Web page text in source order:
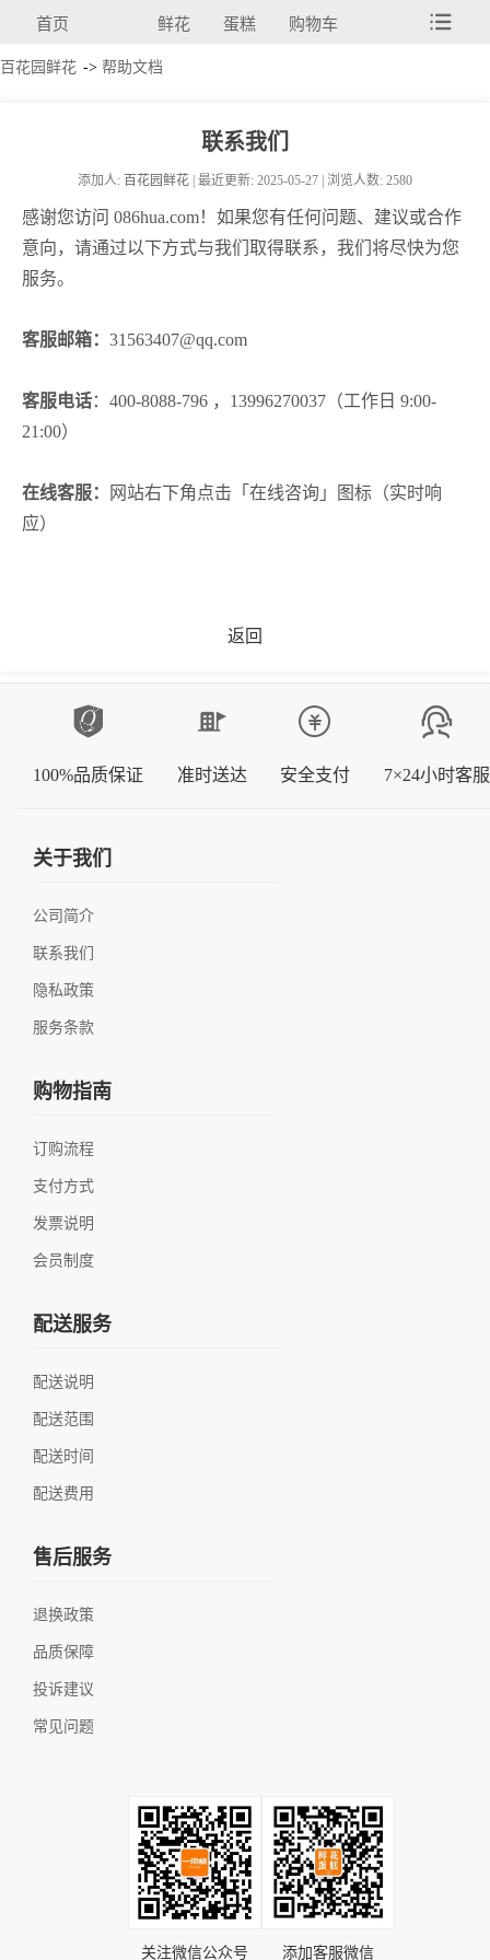
首页 鲜花 蛋糕 购物车
百花园鲜花 -> 帮助文档
联系我们
添加人: 百花园鲜花 | 最近更新: 2025-05-27 | 浏览人数: 2580
感谢您访问 086hua.com！如果您有任何问题、建议或合作
意向，请通过以下方式与我们取得联系，我们将尽快为您
服务。
客服邮箱： 31563407@qq.com
客服电话：400-8088-796 ，13996270037（工作日 9:00-
21:00）
在线客服：
网站右下角点击「在线咨询」图标（实时响
应）
返回
100%品质保证 准时送达 安全支付 7×24小时客服
关于我们
公司简介
联系我们
隐私政策
服务条款
购物指南
订购流程
支付方式
发票说明
会员制度
配送服务
配送说明
配送范围
配送时间
配送费用
售后服务
退换政策
品质保障
投诉建议
常见问题
关注微信公众号 添加客服微信